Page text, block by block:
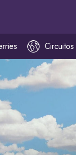
Circuitos